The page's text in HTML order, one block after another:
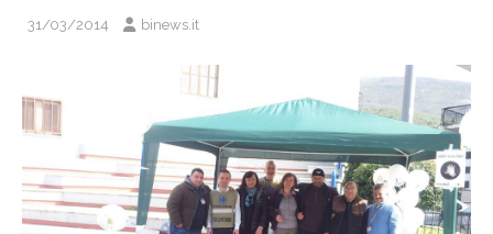
31/03/2014 binews.it